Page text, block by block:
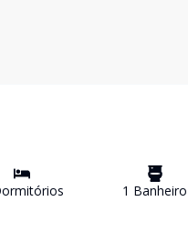
s 1 Banheiro